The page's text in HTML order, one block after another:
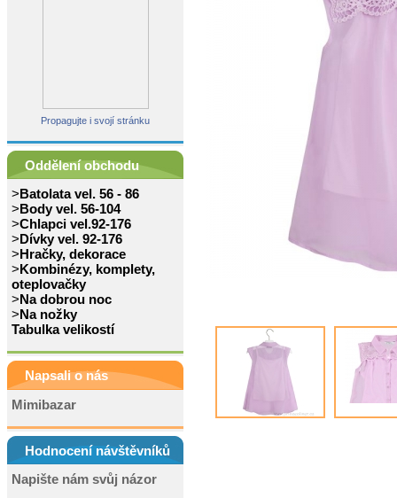
Propagujte i svojí stránku
Oddělení obchodu
>Batolata vel. 56 - 86
>Body vel. 56-104
>Chlapci vel.92-176
>Dívky vel. 92-176
>Hračky, dekorace
>Kombinézy, komplety,
oteplovačky
>Na dobrou noc
>Na nožky
Tabulka velikostí
Napsali o nás
Mimibazar
Hodnocení návštěvníků
Napište nám svůj názor